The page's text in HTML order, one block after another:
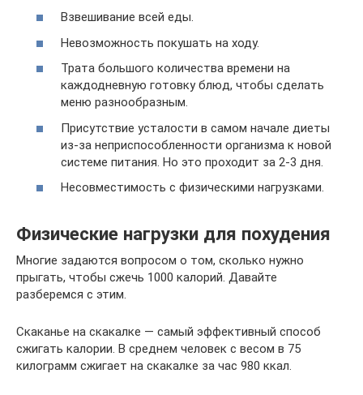
Взвешивание всей еды.
Невозможность покушать на ходу.
Трата большого количества времени на
каждодневную готовку блюд, чтобы сделать
меню разнообразным.
Присутствие усталости в самом начале диеты
из-за неприспособленности организма к новой
системе питания. Но это проходит за 2-3 дня.
Несовместимость с физическими нагрузками.
Физические нагрузки для похудения
Многие задаются вопросом о том, сколько нужно
прыгать, чтобы сжечь 1000 калорий. Давайте
разберемся с этим.
Скаканье на скакалке — самый эффективный способ
сжигать калории. В среднем человек с весом в 75
килограмм сжигает на скакалке за час 980 ккал.